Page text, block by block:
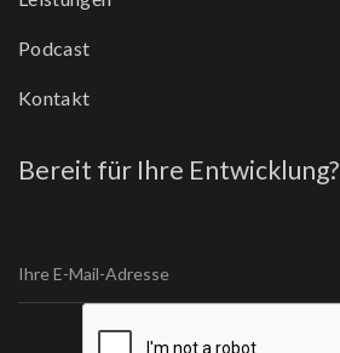
Podcast
Kontakt
Bereit für Ihre Entwicklung?